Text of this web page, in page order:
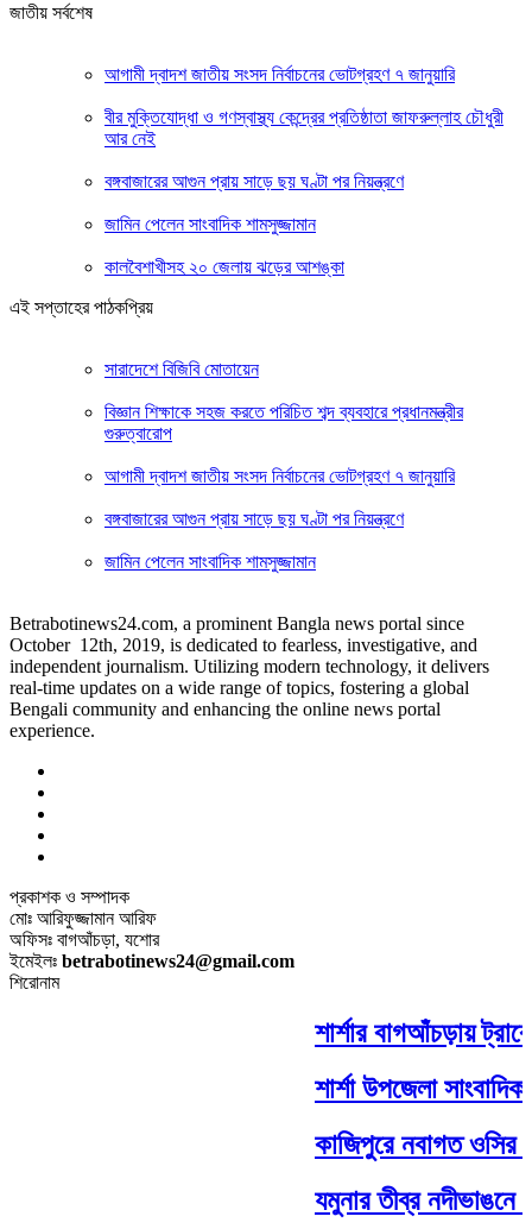
জাতীয় সর্বশেষ
আগামী দ্বাদশ জাতীয় সংসদ নির্বাচনের ভোটগ্রহণ ৭ জানুয়ারি
বীর মুক্তিযোদ্ধা ও গণস্বাস্থ্য কেন্দ্রের প্রতিষ্ঠাতা জাফরুল্লাহ চৌধুরী
আর নেই
বঙ্গবাজারের আগুন প্রায় সাড়ে ছয় ঘণ্টা পর নিয়ন্ত্রণে
জামিন পেলেন সাংবাদিক শামসুজ্জামান
কালবৈশাখীসহ ২০ জেলায় ঝড়ের আশঙ্কা
এই সপ্তাহের পাঠকপ্রিয়
সারাদেশে বিজিবি মোতায়েন
বিজ্ঞান শিক্ষাকে সহজ করতে পরিচিত শব্দ ব্যবহারে প্রধানমন্ত্রীর
গুরুত্বারোপ
আগামী দ্বাদশ জাতীয় সংসদ নির্বাচনের ভোটগ্রহণ ৭ জানুয়ারি
বঙ্গবাজারের আগুন প্রায় সাড়ে ছয় ঘণ্টা পর নিয়ন্ত্রণে
জামিন পেলেন সাংবাদিক শামসুজ্জামান
Betrabotinews24.com, a prominent Bangla news portal since
October 12th, 2019, is dedicated to fearless, investigative, and
independent journalism. Utilizing modern technology, it delivers
real-time updates on a wide range of topics, fostering a global
Bengali community and enhancing the online news portal
experience.
প্রকাশক ও সম্পাদক
মোঃ আরিফুজ্জামান আরিফ
অফিসঃ বাগআঁচড়া, যশোর
ইমেইলঃ betrabotinews24@gmail.com
শিরোনাম
শার্শার বাগআঁচড়ায়
শার্শা উপজেলা
কাজিপুরে নবাগত ওসির
যমুনার তীব্র নদীভাঙনে